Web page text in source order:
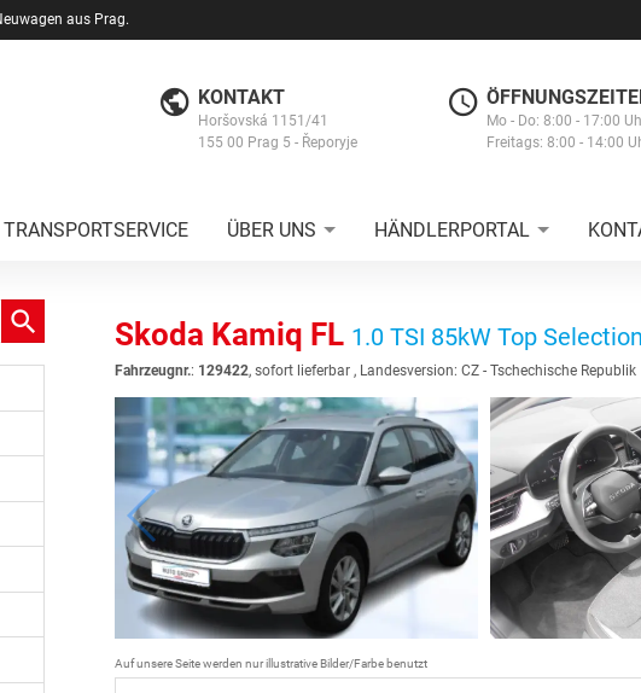
aus Prag.
KONTAKT
Horšovská 1151/41
155 00 Prag 5 - Řeporyje
Mo - Do: 8:00 - 17:00
Freitags: 8:00 - 14:00
TRANSPORTSERVICE ÜBER UNS HÄNDLERPORTAL
Skoda Kamiq FL 1.0 TSI 85kW Top
Fahrzeugnr.: 129422, sofort lieferbar, Landesversion: CZ - Tschechische Republik
Auf unsere Seite werden nur illustrative Bilder/Farbe benutzt